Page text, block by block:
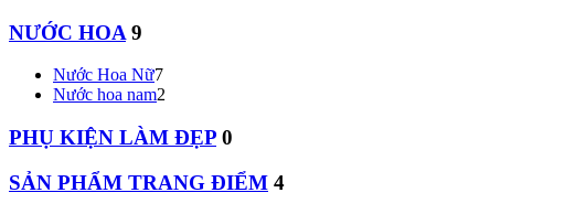
NƯỚC HOA 9
Nước Hoa Nữ7
Nước hoa nam2
PHỤ KIỆN LÀM ĐẸP 0
SẢN PHẨM TRANG ĐIỂM 4